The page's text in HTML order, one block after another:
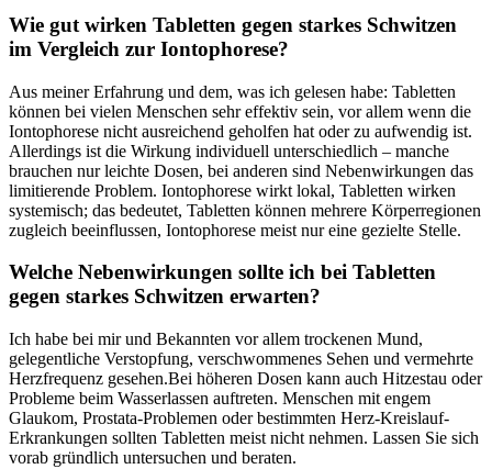
Wie gut wirken Tabletten gegen⁤ starkes Schwitzen
im Vergleich zur Iontophorese?
Aus meiner Erfahrung und dem, was ich gelesen habe: Tabletten
können bei vielen Menschen sehr effektiv sein, vor ‍allem wenn die
Iontophorese nicht ⁤ausreichend geholfen hat oder zu​ aufwendig ist.
Allerdings ist die Wirkung individuell unterschiedlich – manche
brauchen nur ⁤leichte Dosen, bei anderen sind Nebenwirkungen ⁢das
limitierende Problem. Iontophorese wirkt lokal, Tabletten ⁤wirken⁣
systemisch; das bedeutet, Tabletten können⁢ mehrere Körperregionen⁢
zugleich beeinflussen, Iontophorese meist nur eine gezielte Stelle.
Welche Nebenwirkungen sollte ich​ bei Tabletten
gegen starkes Schwitzen erwarten?
Ich habe bei mir und Bekannten vor allem trockenen Mund,​
gelegentliche Verstopfung, verschwommenes‌ Sehen ‌und ⁤vermehrte
Herzfrequenz gesehen.Bei höheren Dosen kann auch Hitzestau oder
Probleme beim Wasserlassen auftreten. Menschen ‌mit ⁤engem
Glaukom, Prostata-Problemen oder bestimmten Herz-Kreislauf-
Erkrankungen sollten Tabletten ‌meist nicht nehmen.⁢ Lassen Sie‍ sich
vorab gründlich untersuchen ‍und beraten.